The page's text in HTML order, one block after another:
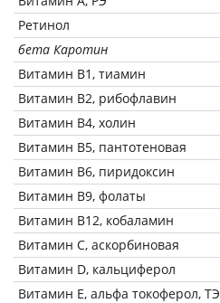
Ретинол
бета Каротин
Витамин В1, тиамин
Витамин В2, рибофлавин
Витамин В4, холин
Витамин В5, пантотеновая
Витамин В6, пиридоксин
Витамин В9, фолаты
Витамин В12, кобаламин
Витамин C, аскорбиновая
Витамин D, кальциферол
Витамин Е, альфа токоферол, ТЭ